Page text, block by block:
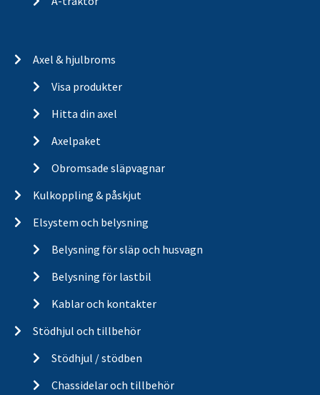
Axel & hjulbroms
Visa produkter
Hitta din axel
Axelpaket
Obromsade släpvagnar
Kulkoppling & påskjut
Elsystem och belysning
Belysning för släp och husvagn
Belysning för lastbil
Kablar och kontakter
Stödhjul och tillbehör
Stödhjul / stödben
Chassidelar och tillbehör